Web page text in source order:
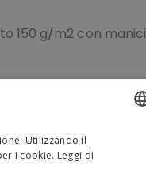
150 g/m2 con manici
Utilizzando il
i cookie. Leggi di